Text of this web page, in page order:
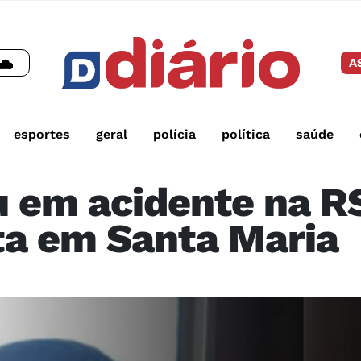
esportes geral polícia política saúde
acidente na
em Santa Maria